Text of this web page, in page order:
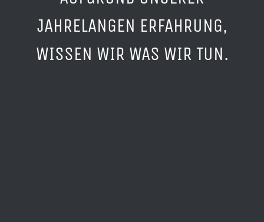
JAHRELANGEN ERFAHRUNG,
WISSEN WIR WAS WIR TUN.